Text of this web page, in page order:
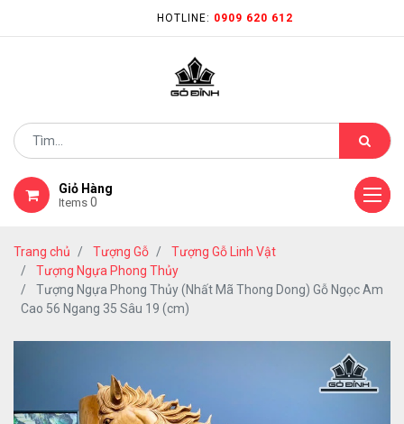
HOTLINE: 0909 620 612
Giỏ Hàng
Items 0
Trang chủ Tượng Gỗ
Tượng Gỗ Linh Vật
Tượng Ngựa Phong Thủy
Tượng Ngựa Phong Thủy (Nhất Mã Thong Dong) Gỗ Ngọc Am
Cao 56 Ngang 35 Sâu 19 (cm)